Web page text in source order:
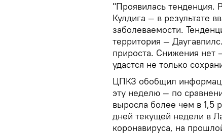
"Проявилась тенденция.
Кулдига — в результате
заболеваемости.
территория —
прироста. Снижения нет
удастся не только
ЦПКЗ обобщил
эту неделю — по
выросла более чем в 1,5
дней текущей недели в
коронавируса, на